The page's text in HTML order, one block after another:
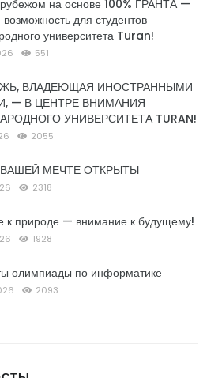
на основе 100% ГРАНТА —
для студентов
университета Turan!
551
ВЛАДЕЮЩАЯ ИНОСТРАННЫМИ
— В ЦЕНТРЕ ВНИМАНИЯ
УНИВЕРСИТЕТА TURAN!
2055
МЕЧТЕ ОТКРЫТЫ
2318
к природе — внимание к будущему!
1928
олимпиады по информатике
2093